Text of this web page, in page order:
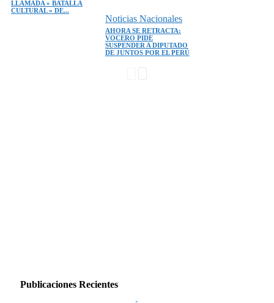
LLAMADA » BATALLA
CULTURAL » DE...
Noticias Nacionales
AHORA SE RETRACTA:
VOCERO PIDE
SUSPENDER A DIPUTADO
DE JUNTOS POR EL PERÚ
Publicaciones Recientes